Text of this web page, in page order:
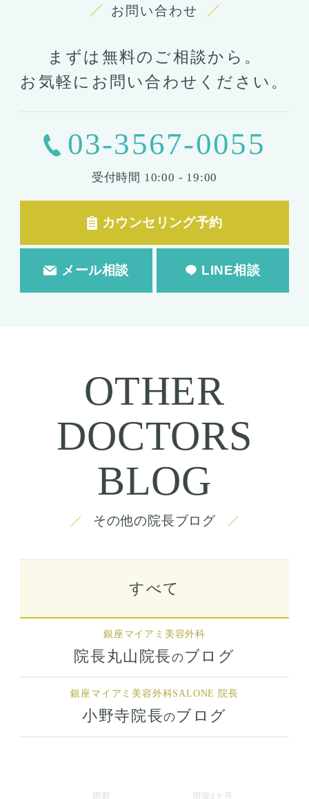
お問い合わせ
まずは無料のご相談から。
お気軽にお問い合わせください。
03-3567-0055
受付時間 10:00 - 19:00
カウンセリング予約
メール相談 LINE相談
OTHER
DOCTORS
BLOG
その他の院長ブログ
すべて
銀座マイアミ美容外科
院長丸山院長のブログ
銀座マイアミ美容外科SALONE 院長
小野寺院長のブログ